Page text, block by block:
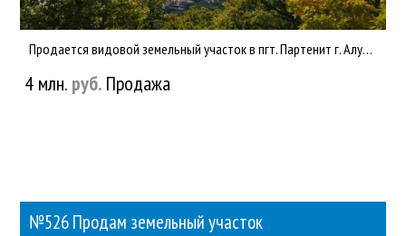
Продается видовой земельный участок в пгт. Партенит г. Алушта! Участок с уникальными видовыми характеристиками...
4 млн. руб. Продажа
№526 Продам земельный участок